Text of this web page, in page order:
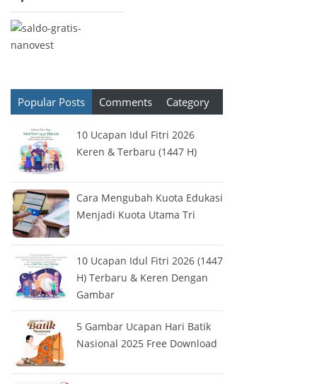
Popular Posts Comments Category
10 Ucapan Idul Fitri 2026
Keren & Terbaru (1447 H)
Cara Mengubah Kuota Edukasi
Menjadi Kuota Utama Tri
10 Ucapan Idul Fitri 2026 (1447
H) Terbaru & Keren Dengan
Gambar
5 Gambar Ucapan Hari Batik
Nasional 2025 Free Download